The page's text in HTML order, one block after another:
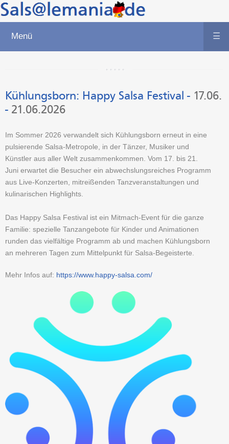
Menü ☰
Kühlungsborn: Happy Salsa Festival - 17.06.
- 21.06.2026
Im Sommer 2026 verwandelt sich Kühlungsborn erneut in eine
pulsierende Salsa-Metropole, in der Tänzer, Musiker und
Künstler aus aller Welt zusammenkommen. Vom 17. bis 21.
Juni erwartet die Besucher ein abwechslungsreiches Programm
aus Live-Konzerten, mitreißenden Tanzveranstaltungen und
kulinarischen Highlights.
Das Happy Salsa Festival ist ein Mitmach-Event für die ganze
Familie: spezielle Tanzangebote für Kinder und Animationen
runden das vielfältige Programm ab und machen Kühlungsborn
an mehreren Tagen zum Mittelpunkt für Salsa-Begeisterte.
Mehr Infos auf: https://www.happy-salsa.com/